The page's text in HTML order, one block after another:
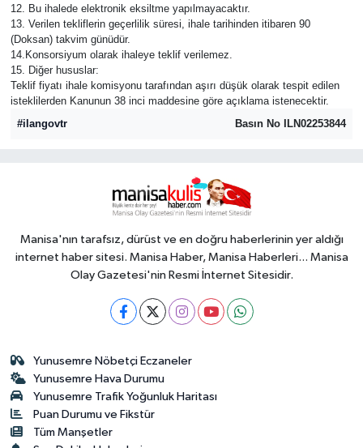
12. Bu ihalede elektronik eksiltme yapılmayacaktır.
13. Verilen tekliflerin geçerlilik süresi, ihale tarihinden itibaren 90
(Doksan) takvim günüdür.
14.Konsorsiyum olarak ihaleye teklif verilemez.
15. Diğer hususlar:
Teklif fiyatı ihale komisyonu tarafından aşırı düşük olarak tespit edilen
isteklilerden Kanunun 38 inci maddesine göre açıklama istenecektir.
#ilangovtr
Basın No ILN02253844
Manisa'nın tarafsız, dürüst ve en doğru haberlerinin yer aldığı
internet haber sitesi. Manisa Haber, Manisa Haberleri... Manisa
Olay Gazetesi'nin Resmi İnternet Sitesidir.
Yunusemre Nöbetçi Eczaneler
Yunusemre Hava Durumu
Yunusemre Trafik Yoğunluk Haritası
Puan Durumu ve Fikstür
Tüm Manşetler